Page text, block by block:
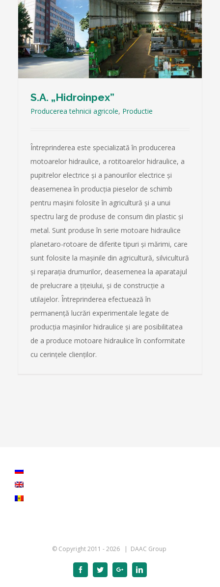
S.A. „Hidroinpex”
Producerea tehnicii agricole, Productie
Întreprinderea este specializată în producerea
motoarelor hidraulice, a rotitoarelor hidraulice, a
pupitrelor electrice şi a panourilor electrice şi
deasemenea în producţia pieselor de schimb
pentru maşini folosite în agricultură şi a unui
spectru larg de produse de consum din plastic şi
metal. Sunt produse în serie motoare hidraulice
planetaro-rotoare de diferite tipuri şi mărimi, care
sunt folosite la maşinile din agricultură, silvicultură
şi reparaţia drumurilor, deasemenea la aparatajul
de prelucrare a ţiţeiului, şi de construcţie a
utilajelor. Întreprinderea efectuează în
permanenţă lucrări experimentale legate de
producţia maşinilor hidraulice şi are posibilitatea
de a produce motoare hidraulice în conformitate
cu cerinţele clienţilor.
© Copyright 2011 -2026 | DAAC Group
FacebookTwitterGoogle+Linkedin